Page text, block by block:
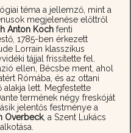
téma a jellemző, mint a
megjelenése előttről
Anton Koch fenti
1785-ben érkezett
Lorrain klasszikus
tájjal frissítette fel.
ellen, Bécsbe ment, ahol
Rómába, és az ottani
lett. Megfestette
termének négy freskóját
jelentős festménye a
Overbeck, a Szent Lukács